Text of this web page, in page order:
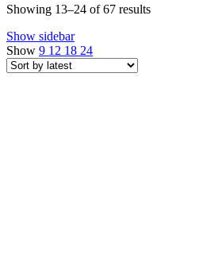
Showing 13–24 of 67 resultsSorted
Show sidebar
Show 9 12 18 24